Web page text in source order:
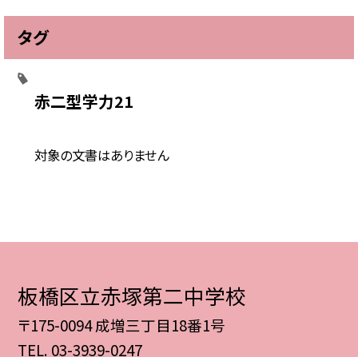
赤二型学力21
対象の文書はありません
タグ
板橋区立赤塚第二中学校
〒175-0094 成増三丁目18番1号
TEL. 03-3939-0247